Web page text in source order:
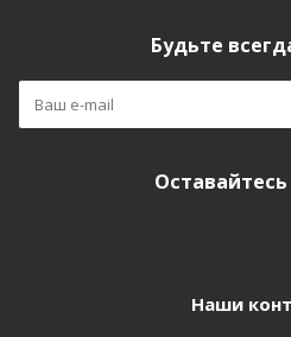
Будьте
Оставайтесь
Наши